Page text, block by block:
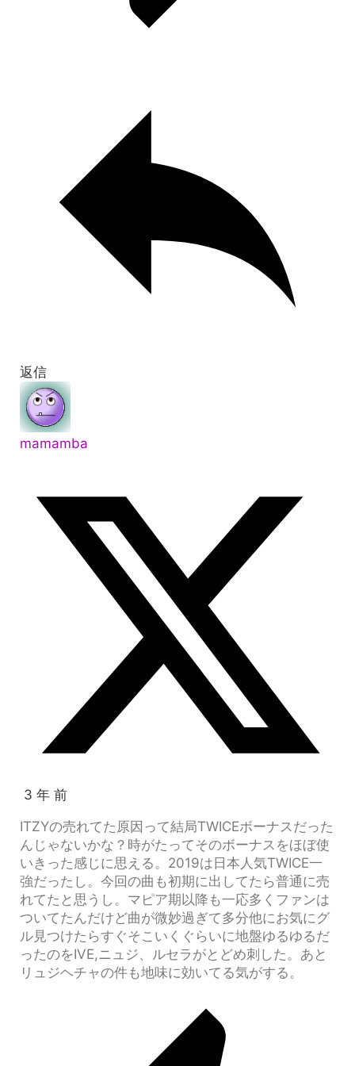
返信
mamamba
3 年 前
ITZYの売れてた原因って結局TWICEボーナスだった
んじゃないかな？時がたってそのボーナスをほぼ使
いきった感じに思える。2019は日本人気TWICE一
強だったし。今回の曲も初期に出してたら普通に売
れてたと思うし。マピア期以降も一応多くファンは
ついてたんだけど曲が微妙過ぎて多分他にお気にグ
ル見つけたらすぐそこいくぐらいに地盤ゆるゆるだ
ったのをIVE,ニュジ、ルセラがとどめ刺した。あと
リュジヘチャの件も地味に効いてる気がする。